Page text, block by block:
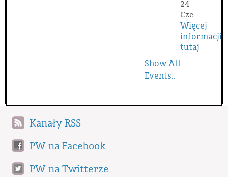
24
Cze
Więcej
informacji
tutaj
Show All
Events..
Kanały RSS
PW na Facebook
PW na Twitterze